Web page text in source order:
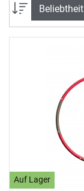
Sortierung
Auf Lager